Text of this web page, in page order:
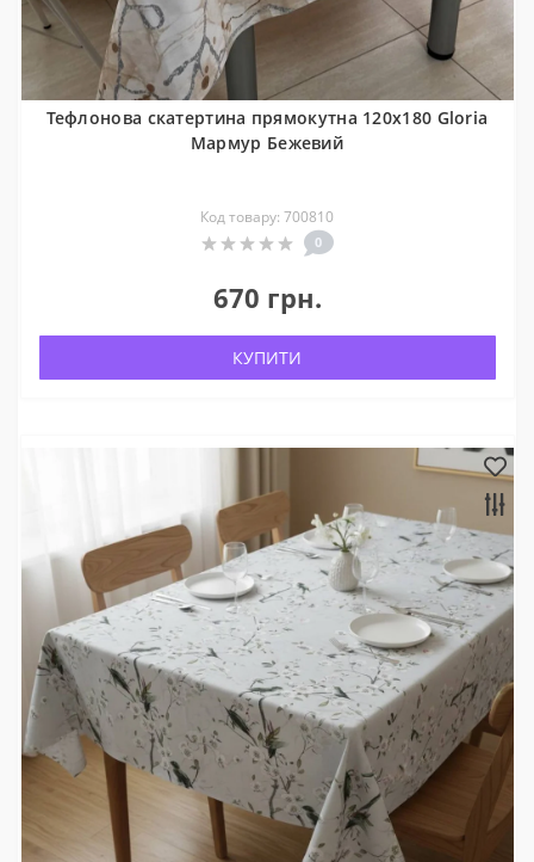
Тефлонова скатертина прямокутна 120x180 Gloria
Мармур Бежевий
Код товару: 700810
0
670 грн.
КУПИТИ